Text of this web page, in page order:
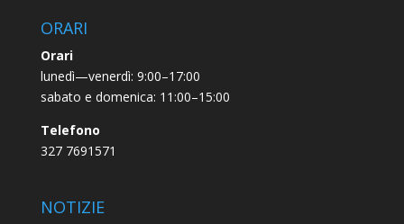
ORARI
Orari
lunedì—venerdì: 9:00–17:00
sabato e domenica: 11:00–15:00
Telefono
327 7691571
NOTIZIE